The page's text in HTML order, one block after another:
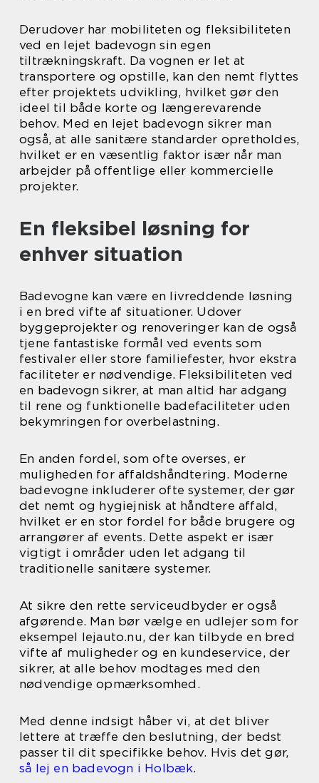
Derudover har mobiliteten og fleksibiliteten
ved en lejet badevogn sin egen
tiltrækningskraft. Da vognen er let at
transportere og opstille, kan den nemt flyttes
efter projektets udvikling, hvilket gør den
ideel til både korte og længerevarende
behov. Med en lejet badevogn sikrer man
også, at alle sanitære standarder opretholdes,
hvilket er en væsentlig faktor især når man
arbejder på offentlige eller kommercielle
projekter.
En fleksibel løsning for
enhver situation
Badevogne kan være en livreddende løsning
i en bred vifte af situationer. Udover
byggeprojekter og renoveringer kan de også
tjene fantastiske formål ved events som
festivaler eller store familiefester, hvor ekstra
faciliteter er nødvendige. Fleksibiliteten ved
en badevogn sikrer, at man altid har adgang
til rene og funktionelle badefaciliteter uden
bekymringen for overbelastning.
En anden fordel, som ofte overses, er
muligheden for affaldshåndtering. Moderne
badevogne inkluderer ofte systemer, der gør
det nemt og hygiejnisk at håndtere affald,
hvilket er en stor fordel for både brugere og
arrangører af events. Dette aspekt er især
vigtigt i områder uden let adgang til
traditionelle sanitære systemer.
At sikre den rette serviceudbyder er også
afgørende. Man bør vælge en udlejer som for
eksempel lejauto.nu, der kan tilbyde en bred
vifte af muligheder og en kundeservice, der
sikrer, at alle behov modtages med den
nødvendige opmærksomhed.
Med denne indsigt håber vi, at det bliver
lettere at træffe den beslutning, der bedst
passer til dit specifikke behov. Hvis det gør,
så lej en badevogn i Holbæk.